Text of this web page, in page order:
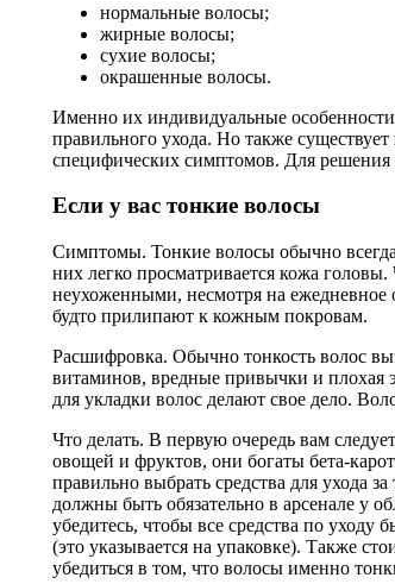
нормальные волосы;
жирные волосы;
сухие волосы;
окрашенные волосы.
Именно их индивидуальные
правильного ухода. Но также
специфических симптомов. Для
Если у вас тонкие волосы
Симптомы. Тонкие волосы обычно
них легко просматривается кожа
неухоженными, несмотря на
будто прилипают к кожным покровам.
Расшифровка. Обычно тонкость волос
витаминов, вредные привычки и плохая
для укладки волос делают свое дело.
Что делать. В первую очередь вам
овощей и фруктов, они богаты бета-
правильно выбрать средства для ухода
должны быть обязательно в арсенале у
убедитесь, чтобы все средства по
(это указывается на упаковке). Также
убедиться в том, что волосы именно